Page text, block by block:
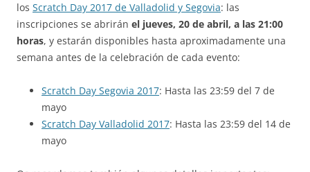
los Scratch Day 2017 de Valladolid y Segovia: las
inscripciones se abrirán el jueves, 20 de abril, a las 21:00
horas, y estarán disponibles hasta aproximadamente una
semana antes de la celebración de cada evento:
Scratch Day Segovia 2017: Hasta las 23:59 del 7 de
mayo
Scratch Day Valladolid 2017: Hasta las 23:59 del 14 de
mayo